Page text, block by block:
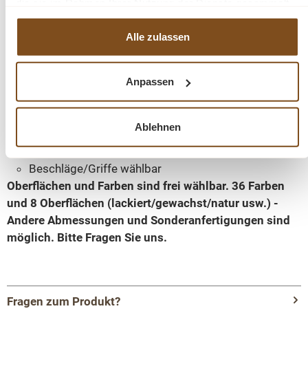
haben.
Alle zulassen
Anpassen
Ablehnen
Abmessungen: H: 90 cm, B: 90 cm, T: 54 cm
Innenfarbe - frei wählbar
Landhausstil
Korpus 100% Kieferholz
verschiedene Farben wählbar
Beschläge/Griffe wählbar
Oberflächen und Farben sind frei wählbar. 36 Farben
und 8 Oberflächen (lackiert/gewachst/natur usw.) -
Andere Abmessungen und Sonderanfertigungen sind
möglich. Bitte Fragen Sie uns.
Fragen zum Produkt?